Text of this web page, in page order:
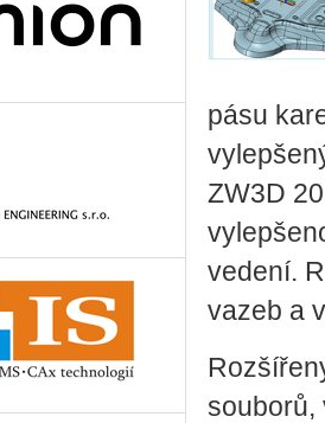
pásu
ZW3D
vedení.
vazeb a
souborů,